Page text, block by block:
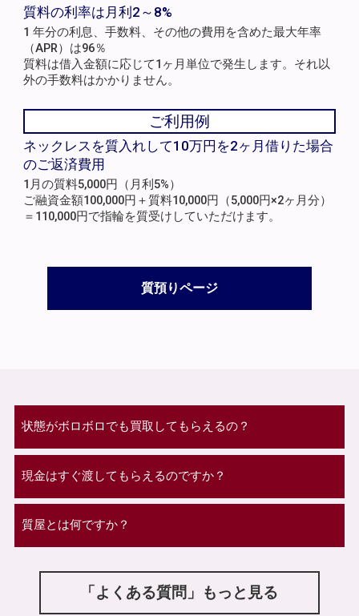
質料の利率は月利2～8%
1 年分の利息、手数料、その他の費用を含めた最大年率
（APR）は96％
質料は借入金額に応じて1ヶ月単位で発生します。それ以
外の手数料はかかりません。
ご利用例
ネックレスを質入れして10万円を2ヶ月借りた場合
のご返済費用
1月の質料5,000円（月利5%）
ご融資金額100,000円＋質料10,000円（5,000円×2ヶ月分）
＝110,000円で指輪を質受けしていただけます。
質預りページ
状態がボロボロでも買取してもらえるの？
現金はすぐ渡してもらえるのですか？
質屋とは何ですか？
「よくある質問」もっと見る